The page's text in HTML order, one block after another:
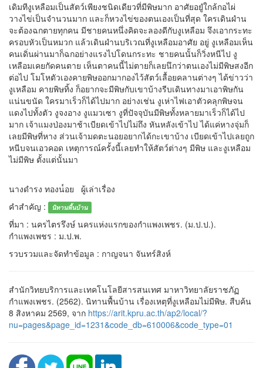
เดิมทีงูเหลือมเป็นสัตว์เพียงชนิดเดียวที่มีพิษมาก อาศัยอยูํใกล้กอไผ่
วางไข่เป็นจำนวนมาก และก็หวงไข่ของตนเองเป็นที่สุด ใครเดินผำน
จะต้องฉกตายทุกคน มีชายคนหนึ่งคิดจะลองดีกับงูเหลือม จึงเอากระทะ
ครอบหัวเป็นหมวก แล้วเดินผำนบริเวณที่งูเหลือมอาศัย อยู่ งูเหลือมเห็น
คนเดิ่นผ่านมาก็ฉกอย่างแรงไปโดนกระทะ ชายคนนั้นก็วิ่งหนีไป งู
เหลือมเคยกัดคนตาย เห็นตาคนนี้ไม่ตายก็เลยนึกว่าตนเองไม่มีพิษสงอีก
ต่อไป โมโหตัวเองคายพิษออกมากองไว้สัตว์เลื้อยคลานต่างๆ ได้ข่าวว่า
งูเหลือม คายพิษทิ้ง ก็อยากจะมีพิษกับเขาบ้างรีบเดินทางมาเอาพิษกัน
แน่นขนัด ใครมาเร็วก็ได้ไปมาก อย่างเช่น งูเห่าไฟเอาตัวคลุกพิษจน
แดงไปทั้งตัว งูจงอาง งูแมวเซา งูที่ปัจจุบันมีพิษทั้งหลายมาเร็วก็ได้ไป
มาก เจ้าแมงป่องมาช้าเบียดเข้าไปไม่ถึง หันหลังเข้าไป ได้แค่หางจุ่มก็
เลยมีพิษที่หาง ส่วนเจ้ามดตะนอยอยากได้กะเขาบ้าง เบียดเข้าไปเลยถูก
หนีบจนเอวคอด เหตุการณ์ครั้งนี้เลยทำให้สัตว์ต่างๆ มีพิษ และงูเหลือม
ไม่มีพิษ ตั้งแต่นั้นมา
นางดำรง ทองน๎อย ผู้เล่าเรื่อง
คำสำคัญ :
นิทานพื้นบ้าน
ที่มา : นครไตรรึงษ์ นครแห่งแรกของกำแพงเพชร. (ม.ป.ป.).
กำแพงเพชร : ม.ป.พ.
รวบรวมและจัดทำข้อมูล : กาญจนา จันทร์สิงห์
สำนักวิทยบริการและเทคโนโลยีสารสนเทศ มาหาวิทยาลัยราชภัฏ
กำแพงเพชร. (2562). นิทานพื้นบ้าน เรื่องเหตุที่งูเหลือมไม่มีพิษ. สืบค้น
8 สิงหาคม 2569, จาก https://arit.kpru.ac.th/ap2/local/?
nu=pages&page_id=1231&code_db=610006&code_type=01